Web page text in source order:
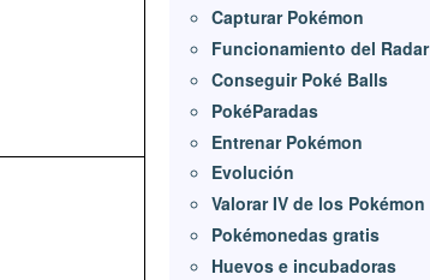
Capturar Pokémon
Funcionamiento del Radar
Conseguir Poké Balls
PokéParadas
Entrenar Pokémon
Evolución
Valorar IV de los Pokémon
Pokémonedas gratis
Huevos e incubadoras